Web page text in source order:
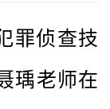
罪侦查技
瑀老师在